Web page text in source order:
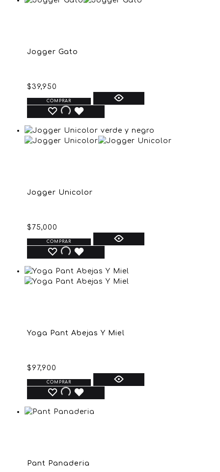
Jogger Gato
$ 39,950
COMPRAR
Jogger Unicolor
$ 75,000
COMPRAR
Yoga Pant Abejas Y Miel
$ 97,900
COMPRAR
Pant Panaderia